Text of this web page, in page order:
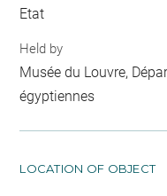
Etat
Held by
Musée du Louvre,
égyptiennes
LOCATION OF OBJECT